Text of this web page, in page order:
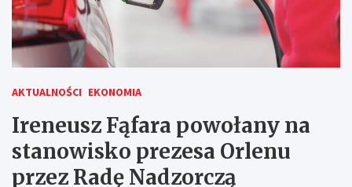
AKTUALNOŚCI EKONOMIA
Ireneusz Fąfara powołany na
stanowisko prezesa Orlenu
przez Radę Nadzorczą